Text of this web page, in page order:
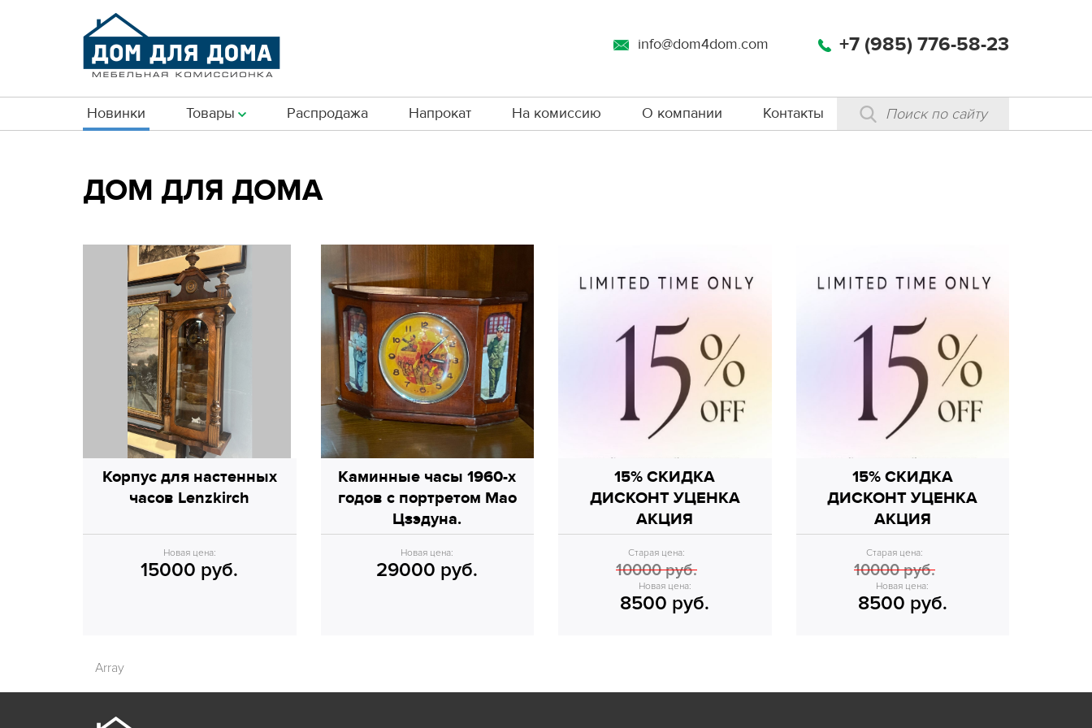
info@dom4dom.com +7 (985) 776-58-23
Новинки Товары Распродажа Напрокат На комиссию О компании Контакты
ДОМ ДЛЯ ДОМА
Корпус для настенных
часов Lenzkirch
Новая цена:
15000 руб.
Каминные часы 1960-х
годов с портретом Мао
Цзэдуна.
Новая цена:
29000 руб.
15% СКИДКА
ДИСКОНТ УЦЕНКА
АКЦИЯ
Старая цена:
10000 руб.
Новая цена:
8500 руб.
15% СКИДКА
ДИСКОНТ УЦЕНКА
АКЦИЯ
Старая цена:
10000 руб.
Новая цена:
8500 руб.
Array